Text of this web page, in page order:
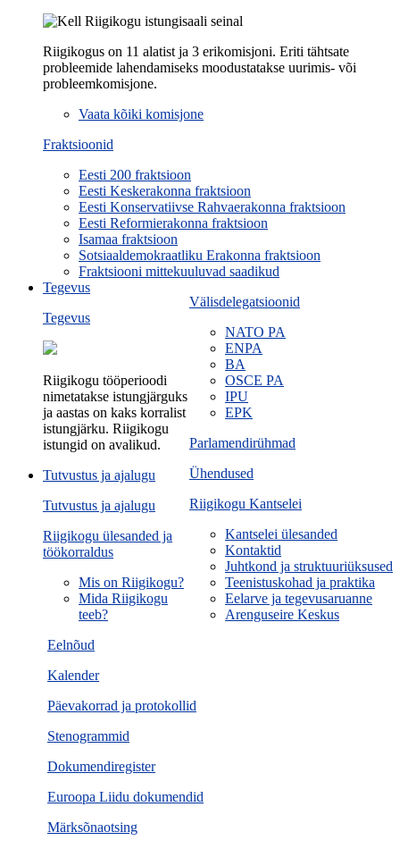
Riigikogus on 11 alatist ja 3 erikomisjoni. Eriti tähtsate
probleemide lahendamiseks moodustatakse uurimis- või
probleemkomisjone.
Vaata kõiki komisjone
Fraktsioonid
Eesti 200 fraktsioon
Eesti Keskerakonna fraktsioon
Eesti Konservatiivse Rahvaerakonna fraktsioon
Eesti Reformierakonna fraktsioon
Isamaa fraktsioon
Sotsiaaldemokraatliku Erakonna fraktsioon
Fraktsiooni mittekuuluvad saadikud
Välisdelegatsioonid
NATO PA
ENPA
BA
OSCE PA
IPU
EPK
Parlamendirühmad
Ühendused
Riigikogu Kantselei
Kantselei ülesanded
Kontaktid
Juhtkond ja struktuuriüksused
Teenistuskohad ja praktika
Eelarve ja tegevusaruanne
Arenguseire Keskus
Tegevus
Tegevus
Riigikogu tööperioodi
nimetatakse istungjärguks
ja aastas on kaks korralist
istungjärku. Riigikogu
istungid on avalikud.
Eelnõud
Kalender
Päevakorrad ja protokollid
Stenogrammid
Dokumendiregister
Euroopa Liidu dokumendid
Märksõnaotsing
Tutvustus ja ajalugu
Tutvustus ja ajalugu
Riigikogu ülesanded ja
töökorraldus
Mis on Riigikogu?
Mida Riigikogu
teeb?